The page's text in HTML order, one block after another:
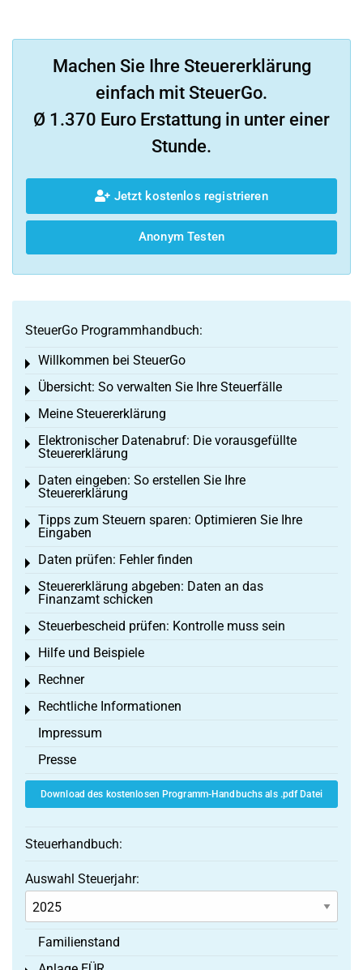
Machen Sie Ihre Steuererklärung
einfach mit SteuerGo.
Ø 1.370 Euro Erstattung in unter einer
Stunde.
Jetzt kostenlos registrieren
Anonym Testen
SteuerGo Programmhandbuch:
Willkommen bei SteuerGo
Toggle menu
Übersicht: So verwalten Sie Ihre Steuerfälle
Toggle menu
Meine Steuererklärung
Toggle menu
Elektronischer Datenabruf: Die vorausgefüllte
Steuererklärung
Toggle menu
Daten eingeben: So erstellen Sie Ihre
Steuererklärung
Toggle menu
Tipps zum Steuern sparen: Optimieren Sie Ihre
Eingaben
Toggle menu
Daten prüfen: Fehler finden
Toggle menu
Steuererklärung abgeben: Daten an das
Finanzamt schicken
Toggle menu
Steuerbescheid prüfen: Kontrolle muss sein
Toggle menu
Hilfe und Beispiele
Toggle menu
Rechner
Toggle menu
Rechtliche Informationen
Toggle menu
Impressum
Presse
Download des kostenlosen Programm-Handbuchs als .pdf Datei
Steuerhandbuch:
Auswahl Steuerjahr:
Familienstand